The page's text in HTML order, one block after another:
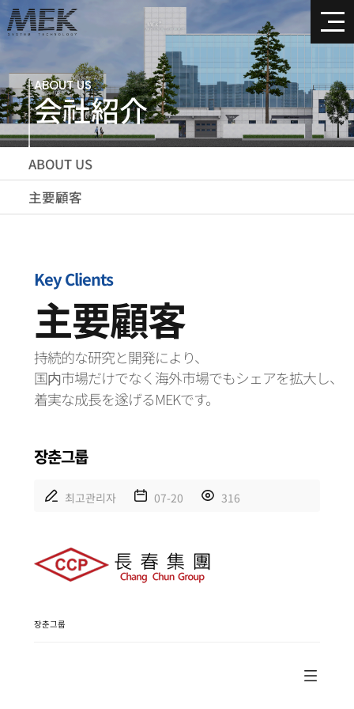
ABOUT US
会社紹介
ABOUT US
主要顧客
Key Clients
主要顧客
持続的な研究と開発により、
国内市場だけでなく海外市場でもシェアを拡大し、
着実な成長を遂げるMEKです。
장춘그룹
최고관리자 07-20 316
장춘그룹